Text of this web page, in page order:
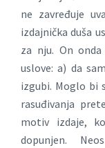
ne zavređuje
izdajnička duša
za nju. On
uslove: a) da
izgubi. Moglo bi
rasuđivanja
motiv izdaje,
dopunjen.